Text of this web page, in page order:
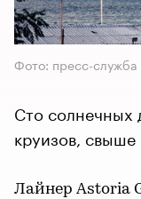
Фото: пресс-служба
Сто солнечных
круизов,
Лайнер Astoria